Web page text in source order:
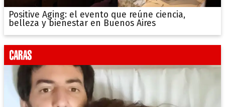
Positive Aging: el evento que reúne ciencia,
belleza y bienestar en Buenos Aires